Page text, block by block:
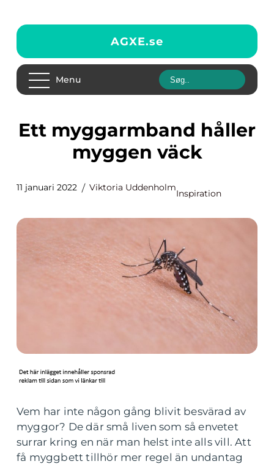
AGXE.se
Menu
Ett myggarmband håller
myggen väck
11 januari 2022 Viktoria Uddenholm
Inspiration
Vem har inte någon gång blivit besvärad av
myggor? De där små liven som så envetet
surrar kring en när man helst inte alls vill. Att
få myggbett tillhör mer regel än undantag